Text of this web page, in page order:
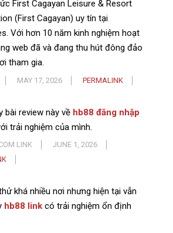
First Cagayan Leisure & Resort
(First Cagayan) uy tín tại
Với hơn 10 năm kinh nghiệm hoạt
web đã và đang thu hút đông đảo
tham gia.
MAY 17, 2026 PERMALINK
bài review này về hb88 đăng nhập
trải nghiệm của mình.
LINK
JUNE 1, 2026
khá nhiều nơi nhưng hiện tại vẫn
hb88 link có trải nghiệm ổn định